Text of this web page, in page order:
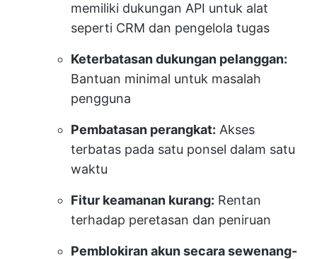
memiliki dukungan API untuk alat
seperti CRM dan pengelola tugas
Keterbatasan dukungan pelanggan:
Bantuan minimal untuk masalah
pengguna
Pembatasan perangkat: Akses
terbatas pada satu ponsel dalam satu
waktu
Fitur keamanan kurang: Rentan
terhadap peretasan dan peniruan
Pemblokiran akun secara sewenang-